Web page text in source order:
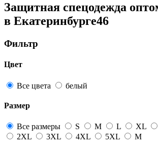
Защитная спецодежда
в Екатеринбурге46
Фильтр
Цвет
Все цвета белый
Размер
Все размеры S M L XL
2XL
3XL 4XL 5XL М